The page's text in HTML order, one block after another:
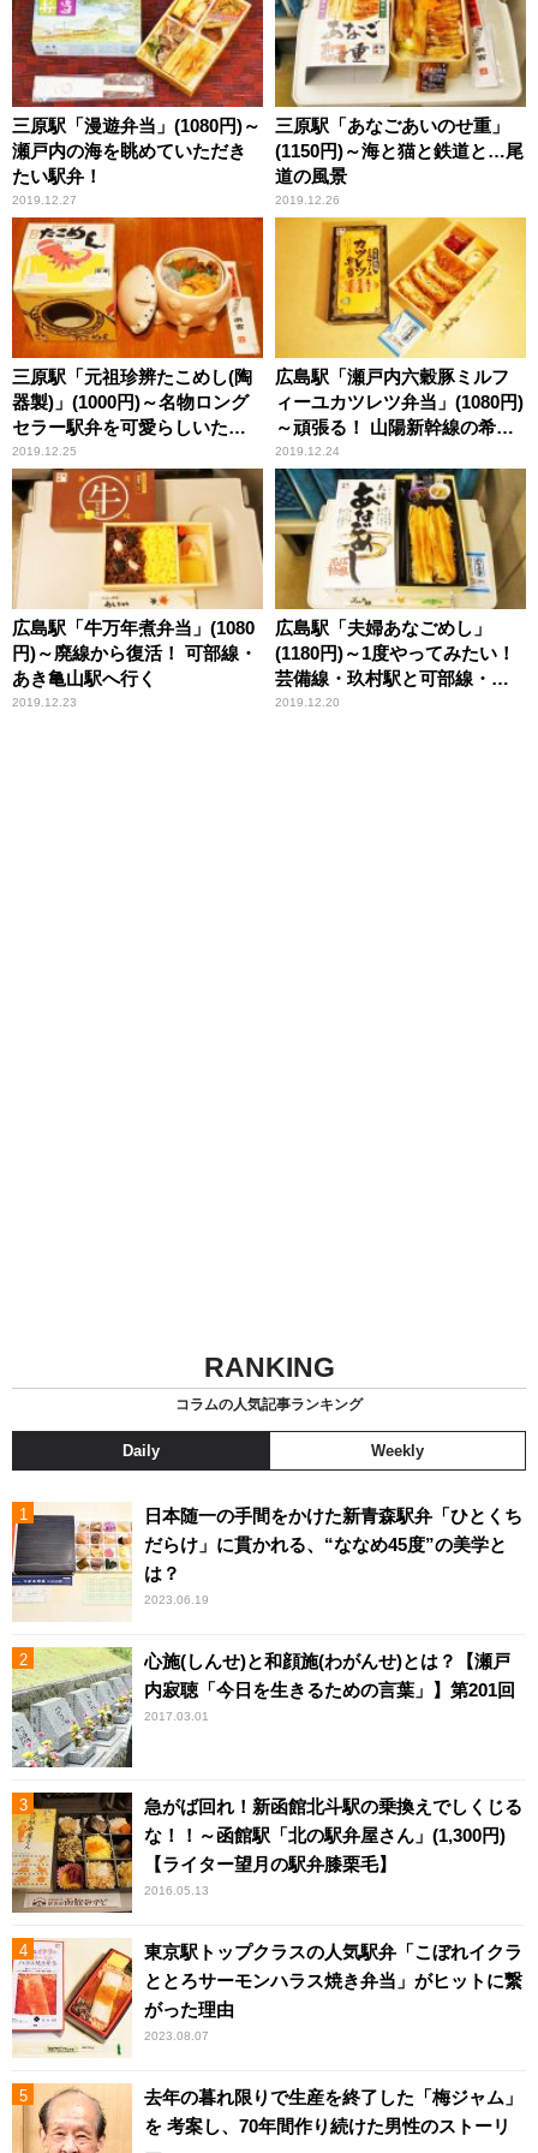
三原駅「漫遊弁当」(1080円)～
瀬戸内の海を眺めていただき
たい駅弁！
2019.12.27
三原駅「あなごあいのせ重」
(1150円)～海と猫と鉄道と…尾
道の風景
2019.12.26
三原駅「元祖珍辨たこめし(陶
器製)」(1000円)～名物ロング
セラー駅弁を可愛らしいたこ
型陶器で！
2019.12.25
広島駅「瀬戸内六穀豚ミルフ
ィーユカツレツ弁当」(1080円)
～頑張る！ 山陽新幹線の希少
な「ひかり」号
2019.12.24
広島駅「牛万年煮弁当」(1080
円)～廃線から復活！ 可部線・
あき亀山駅へ行く
2019.12.23
広島駅「夫婦あなごめし」
(1180円)～1度やってみたい！
芸備線・玖村駅と可部線・梅
林駅の徒歩乗り換え
2019.12.20
RANKING
コラムの人気記事ランキング
Daily Weekly
日本随一の手間をかけた新青森駅弁「ひとくち
だらけ」に貫かれる、“ななめ45度”の美学と
は？
2023.06.19
心施(しんせ)と和顔施(わがんせ)とは？【瀬戸
内寂聴「今日を生きるための言葉」】第201回
2017.03.01
急がば回れ！新函館北斗駅の乗換えでしくじる
な！！～函館駅「北の駅弁屋さん」(1,300円)
【ライター望月の駅弁膝栗毛】
2016.05.13
東京駅トップクラスの人気駅弁「こぼれイクラ
ととろサーモンハラス焼き弁当」がヒットに繋
がった理由
2023.08.07
去年の暮れ限りで生産を終了した「梅ジャム」
を 考案し、70年間作り続けた男性のストーリ